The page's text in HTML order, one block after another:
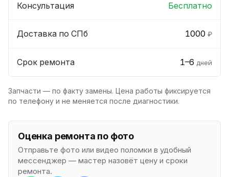
Консультация Бесплатно
Доставка по СПб 1000 ₽
Срок ремонта 1–6 дней
Запчасти — по факту замены. Цена работы фиксируется
по телефону и не меняется после диагностики.
Оценка ремонта по фото
Отправьте фото или видео поломки в удобный
мессенджер — мастер назовёт цену и сроки
ремонта.